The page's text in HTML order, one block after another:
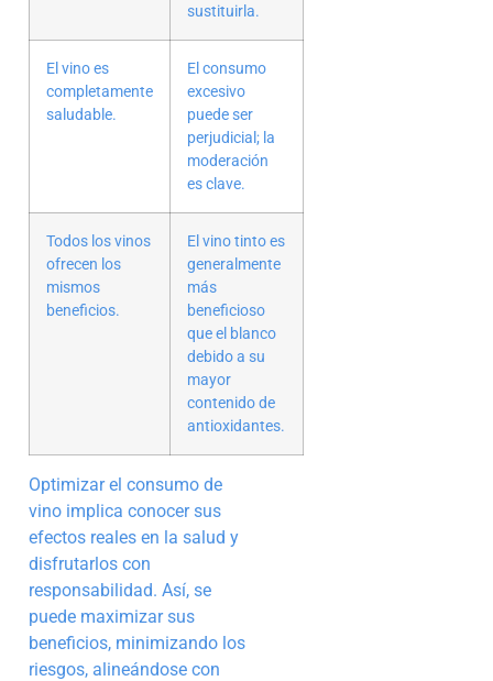
sustituirla.
El vino es
completamente
saludable.
El consumo
excesivo
puede ser
perjudicial; la
moderación
es clave.
Todos los vinos
ofrecen los
mismos
beneficios.
El vino tinto es
generalmente
más
beneficioso
que el blanco
debido a su
mayor
contenido de
antioxidantes.
Optimizar el consumo de
vino implica conocer sus
efectos reales en la salud y
disfrutarlos con
responsabilidad. Así, se
puede maximizar sus
beneficios, minimizando los
riesgos, alineándose con